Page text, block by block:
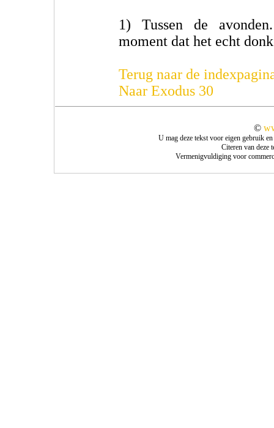
1) Tussen de
moment dat het echt
Terug naar de
Naar Exodus 30
©
U mag deze tekst voor eigen gebruik
Citeren van deze
Vermenigvuldiging voor